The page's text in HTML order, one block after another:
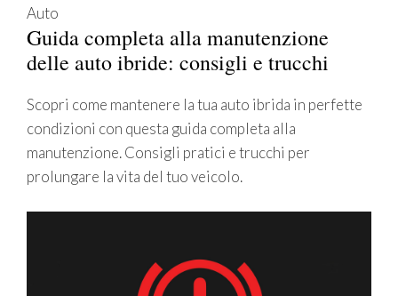
Auto
Guida completa alla manutenzione
delle auto ibride: consigli e trucchi
Scopri come mantenere la tua auto ibrida in perfette
condizioni con questa guida completa alla
manutenzione. Consigli pratici e trucchi per
prolungare la vita del tuo veicolo.